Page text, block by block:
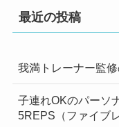
最近の投稿
我満トレーナー監
子連れOKのパーソ
5REPS（ファイブ